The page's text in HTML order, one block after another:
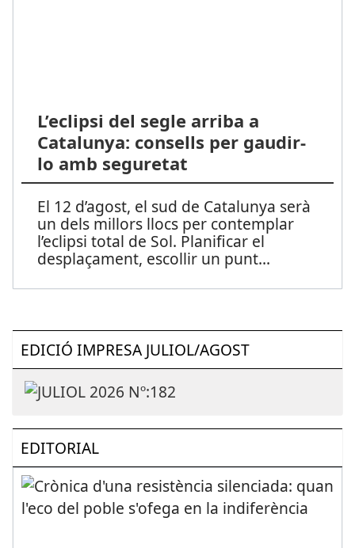
L’eclipsi del segle arriba a
Catalunya: consells per gaudir-
lo amb seguretat
El 12 d’agost, el sud de Catalunya serà
un dels millors llocs per contemplar
l’eclipsi total de Sol. Planificar el
desplaçament, escollir un punt...
EDICIÓ IMPRESA JULIOL/AGOST
EDITORIAL